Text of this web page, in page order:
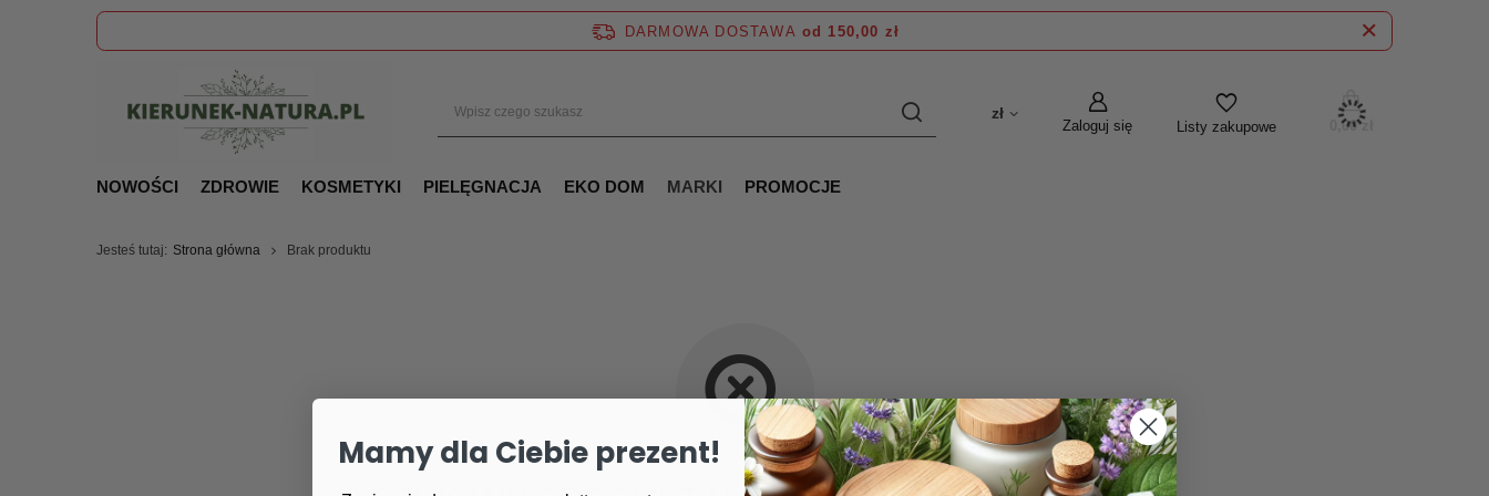
DARMOWA DOSTAWA od 150,00 zł
zł
Zaloguj się Listy zakupowe 0,00 zł
NOWOŚCI ZDROWIE KOSMETYKI PIELĘGNACJA EKO DOM MARKI PROMOCJE
Jesteś tutaj: Strona główna Brak produktu
Mamy dla Ciebie prezent!